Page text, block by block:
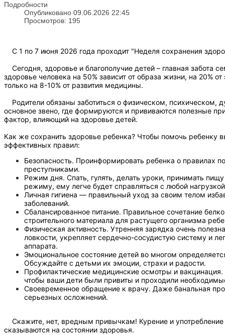
Подробности
Опубликовано 09.06.2026 22:45
Просмотров: 195
С 1 по 7 июня 2026 года проходит "Неделя сохранения
Сегодня, здоровье и благополучие детей – главная забота
здоровье человека на 50% зависит от образа жизни, на 20%
только на 8-10% от развития медицины.
Родители обязаны заботиться о физическом, психическом,
основное звено, где формируются и прививаются полезные
фактор, влияющий на здоровье детей.
Как же сохранить здоровье ребенка? Чтобы помочь ребенку
эффективных правил:
Безопасность. Проинформировать ребенка о правилах
преступниками.
Режим дня. Спать, гулять, делать уроки, принимать
режиму, ему легче будет справляться с любой
Личная гигиена — правильный уход за своим телом
заболеваний.
Сбалансированное питание. Правильное сочетание
строительного материала для растущего организма
Физическая активность. Утренняя зарядка очень
ловкости, укрепляет сердечно-сосудистую систему и
аппарата.
Эмоциональное состояние детей во многом
Обсуждайте с детьми их эмоции, страхи и радости.
Профилактические медицинские осмотры и
чтобы ваши дети были привиты и проходили
Своевременное обращение к врачу. Даже банальная
серьезных осложнений.
Скажите, нет, вредным привычкам! Курение и употребление
сказываются на состоянии здоровья.